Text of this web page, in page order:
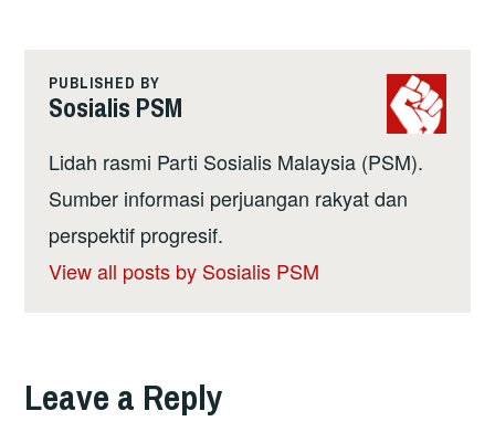
PUBLISHED BY
Sosialis PSM
Lidah rasmi Parti Sosialis Malaysia (PSM).
Sumber informasi perjuangan rakyat dan
perspektif progresif.
View all posts by Sosialis PSM
Leave a Reply